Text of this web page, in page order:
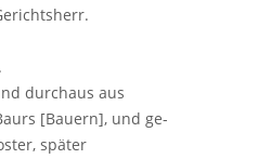
.
durchaus aus
[Bauern], und ge-
später